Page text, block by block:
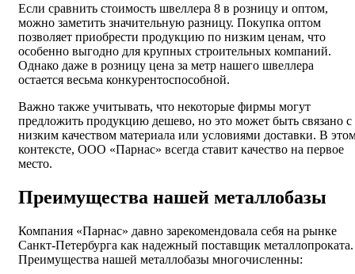
Если сравнить стоимость швеллера 8 в розницу и оптом,
можно заметить значительную разницу. Покупка оптом
позволяет приобрести продукцию по низким ценам, что
особенно выгодно для крупных строительных компаний.
Однако даже в розницу цена за метр нашего швеллера
остается весьма конкурентоспособной.
Важно также учитывать, что некоторые фирмы могут
предложить продукцию дешево, но это может быть связано с
низким качеством материала или условиями доставки. В
контексте, ООО «Парнас» всегда ставит качество на первое
место.
Преимущества нашей металлобазы
Компания «Парнас» давно зарекомендовала себя на рынке
Санкт-Петербурга как надежный поставщик металлопроката.
Преимущества нашей металлобазы многочисленны: